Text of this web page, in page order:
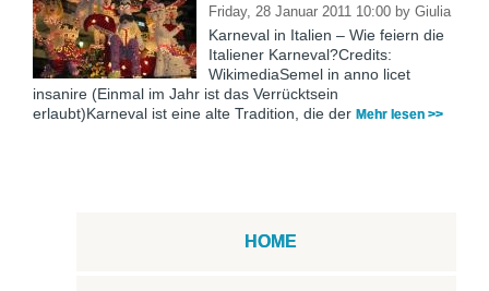
Friday, 28 Januar 2011 10:00 by Giulia
Karneval in Italien – Wie feiern die
Italiener Karneval?Credits:
WikimediaSemel in anno licet
insanire (Einmal im Jahr ist das Verrücktsein
erlaubt)Karneval ist eine alte Tradition, die der Mehr lesen >>
HOME